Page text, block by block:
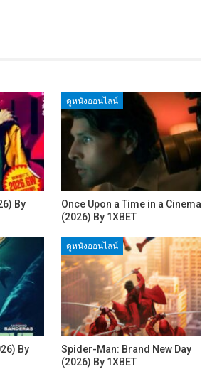
By
ดูหนังออนไลน์
Once Upon a Time in a Cinema
(2026) By 1XBET
By
ดูหนังออนไลน์
Spider-Man: Brand New Day
(2026) By 1XBET